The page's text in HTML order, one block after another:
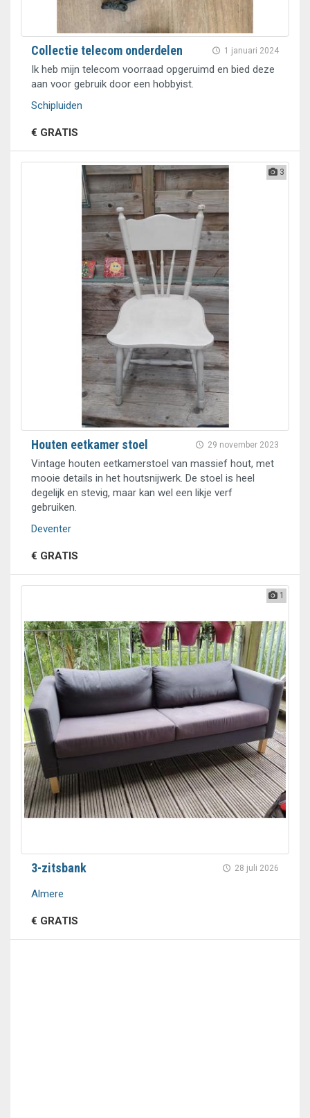
1 januari 2024
Collectie telecom onderdelen
Ik heb mijn telecom voorraad opgeruimd en bied deze
aan voor gebruik door een hobbyist.
Schipluiden
€ GRATIS
3
29 november 2023
Houten eetkamer stoel
Vintage houten eetkamerstoel van massief hout, met
mooie details in het houtsnijwerk. De stoel is heel
degelijk en stevig, maar kan wel een likje verf
gebruiken.
Deventer
€ GRATIS
1
28 juli 2026
3-zitsbank
Almere
€ GRATIS